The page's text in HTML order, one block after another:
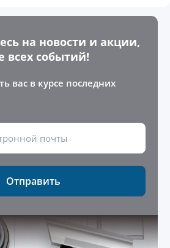
на новости и акции,
всех событий!
вас в курсе последних
Отправить